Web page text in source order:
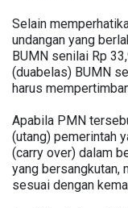
Selain
undangan yang
BUMN senilai Rp
(duabelas) BUMN
harus
Apabila PMN
(utang) pemerintah
(carry over) dalam
yang bersangkutan,
sesuai dengan